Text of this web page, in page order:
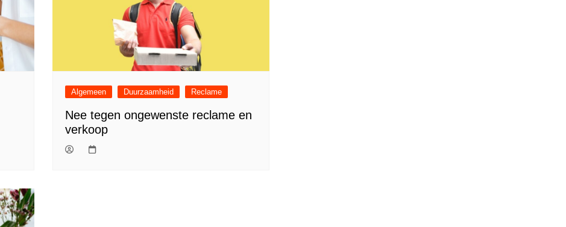
Algemeen Duurzaamheid Reclame
Nee tegen ongewenste reclame en
verkoop